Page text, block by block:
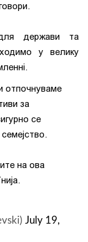
держави та
у велику
отпочнуваме
за
се
на ова
July 19,